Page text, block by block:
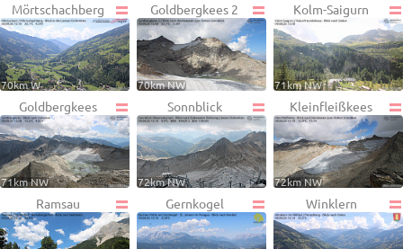
Mörtschachberg
70km W
Goldbergkees 2
70km NW
Kolm-Saigurn
71km NW
Goldbergkees
71km NW
Sonnblick
72km NW
Kleinfleißkees
72km NW
Ramsau Gernkogel Winklern